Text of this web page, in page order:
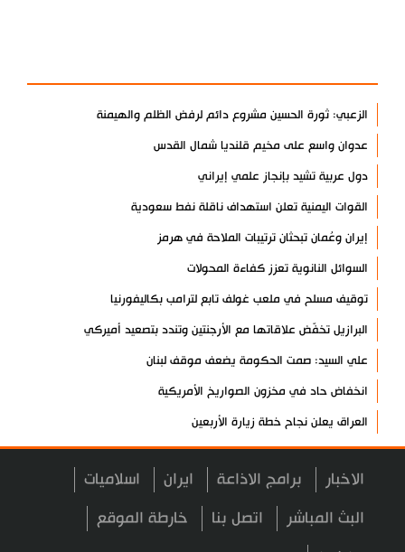
الزعبي: ثورة الحسين مشروع دائم لرفض الظلم والهيمنة
عدوان واسع على مخيم قلنديا شمال القدس
دول عربية تشيد بإنجاز علمي إيراني
القوات اليمنية تعلن استهداف ناقلة نفط سعودية
إيران وعُمان تبحثان ترتيبات الملاحة في هرمز
السوائل النانوية تعزز كفاءة المحولات
توقيف مسلح في ملعب غولف تابع لترامب بكاليفورنيا
البرازيل تخفّض علاقاتها مع الأرجنتين وتندد بتصعيد أميركي
علي السيد: صمت الحكومة يضعف موقف لبنان
انخفاض حاد في مخزون الصواريخ الأمريكية
العراق يعلن نجاح خطة زيارة الأربعين
رضائي: إيران جاهزة للدفاع عن سيادتها
رئيس بلدية طهران يلتقي مع متولي العتبة الحسينية ومحافظ كربلاء
تقرير مصور.. مراسم عزاء الأربعين بجوار مكان استشهاد الإمام
الاخبار برامج الاذاعة ايران اسلاميات
البث المباشر اتصل بنا خارطة الموقع